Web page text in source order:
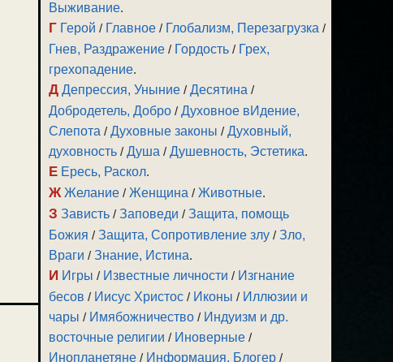
Выживание.
Г Герой / Главное / Глобализм, Перезагрузка /
Гнев, Раздражение / Гордость / Грех,
грехопадение.
Д Депрессия, Уныние /Десятина /
Добродетель, Добро /Духовное вИдение,
Слепота /Духовные законы /Духовный,
духовность /Душа /Душевность, Эстетика.
Е Ересь, Раскол.
Ж Желание /Женщина /Животные.
З Зависть /Заповеди /Защита, помощь
Божия /Защита, Сопротивление злу /Зло,
Враги /Знание, Истина.
И Игры / Известные личности / Изгнание
бесов / Иисус Христос / Иконы / Иллюзии и
чары / Имябожничество / Индуизм и др.
восточные религии / Иноверные /
Инопланетяне / Информация, Блогер /